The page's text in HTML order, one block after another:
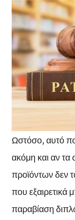
Ωστόσο, αυτό
ακόμη και αν τα
προϊόντων δεν
που εξαιρετικά
παραβίαση